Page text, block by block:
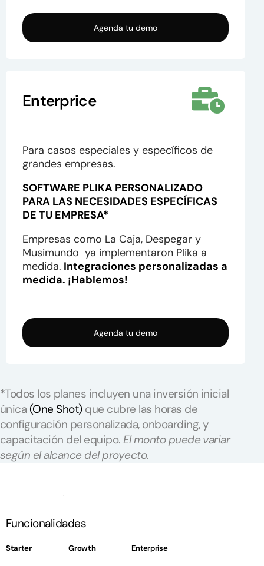
Agenda tu demo
Enterprice
Para casos especiales y específicos de
grandes empresas.
SOFTWARE PLIKA PERSONALIZADO
PARA LAS NECESIDADES ESPECÍFICAS
DE TU EMPRESA*
Empresas como La Caja, Despegar y
Musimundo ya implementaron Plika a
medida. Integraciones personalizadas a
medida. ¡Hablemos!
Agenda tu demo
*Todos los planes incluyen una inversión inicial
única (One Shot)que cubre las horas de
configuración personalizada, onboarding, y
capacitación del equipo.El monto puede variar
según el alcance del proyecto.
Funcionalidades
Starter Growth Enterprise